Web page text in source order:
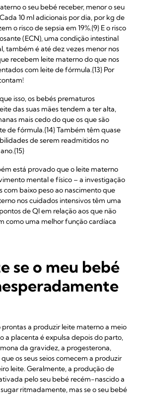
o seu bebé receber, menor o seu
10 ml adicionais por dia, por kg de
o risco de sepsia em 19%.{9} E o risco
(ECN), uma condição intestinal
também é até dez vezes menor nos
recebem leite materno do que nos
com leite de fórmula.{13} Por
isso, os bebés prematuros
das suas mães tendem a ter alta,
mais cedo do que os que são
de fórmula.{14} Também têm quase
de serem readmitidos no
está provado que o leite materno
mental e físico – a investigação
com baixo peso ao nascimento que
nos cuidados intensivos têm uma
de QI em relação aos que não
como uma melhor função cardíaca
se o meu bebé
prontas a produzir leite materno a meio
a placenta é expulsa depois do parto,
da gravidez, a progesterona,
os seus seios comecem a produzir
leite. Geralmente, a produção de
pelo seu bebé recém-nascido a
ritmadamente, mas se o seu bebé